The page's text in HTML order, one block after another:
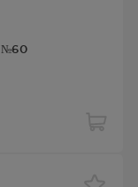
№60